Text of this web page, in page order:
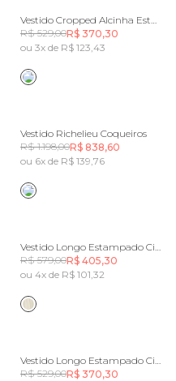
Vestido Cropped Alcinha Estampado Posto 6
R$ 529,00R$ 370,30
ou 3x de R$ 123,43
Vestido Richelieu Coqueiros
R$ 1.198,00R$ 838,60
ou 6x de R$ 139,76
Vestido Longo Estampado Ciana
R$ 579,00R$ 405,30
ou 4x de R$ 101,32
Vestido Longo Estampado Ciana
R$ 529,00R$ 370,30